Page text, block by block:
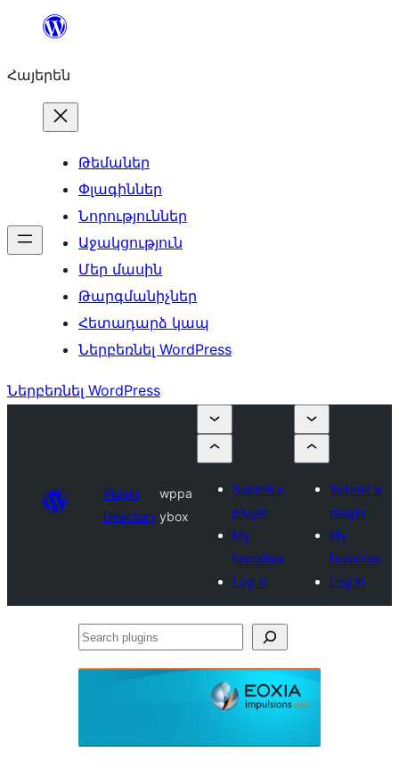
Անցնել
Հայերեն
Թեմաներ
Փլագիններ
Նորություններ
Աջակցություն
Մեր մասին
Թարգմանիչներ
Հետադարձ կապ
Ներբեռնել WordPress
Ներբեռնել WordPress
Plugin
Directory
wppa
ybox
Submit a
plugin
My
favorites
Log in
Submit a
plugin
My
favorites
Log in
Search